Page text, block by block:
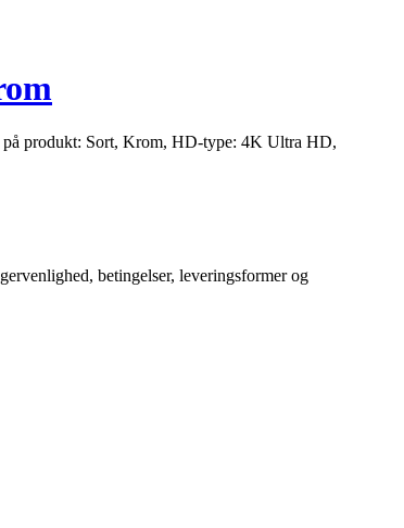
produkt: Sort, Krom, HD-type: 4K Ultra HD,
betingelser, leveringsformer og